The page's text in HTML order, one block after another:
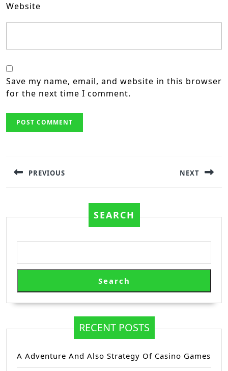
Website
Save my name, email, and website in this browser
for the next time I comment.
PREVIOUS NEXT
SEARCH
Search
RECENT POSTS
A Adventure And Also Strategy Of Casino Games